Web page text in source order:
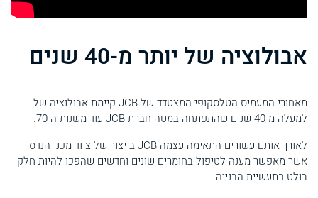
אבולוציה של יותר מ-40 שנים
מאחורי המעמיס הטלסקופי המצטדד של JCB קיימת אבולוציה של
למעלה מ-40 שנים שהתפתחה במטה חברת JCB עוד משנות ה-70.
לאורך אותם עשורים התאימה עצמה JCB בייצור של ציוד מכני הנדסי
אשר מאפשר מענה לטיפול בחומרים שונים וחדשים שהפכו להיות חלק
בולט בתעשיית הבנייה.